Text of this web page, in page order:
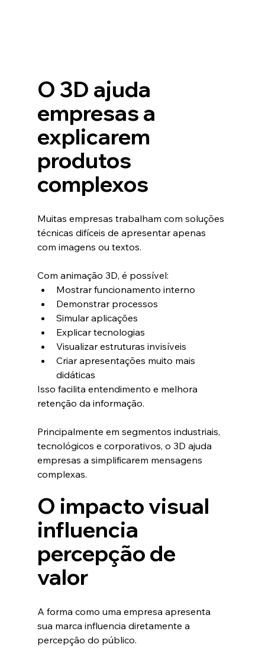
O 3D ajuda
empresas a
explicarem
produtos
complexos
Muitas empresas trabalham com soluções
técnicas difíceis de apresentar apenas
com imagens ou textos.
Com animação 3D, é possível:
Mostrar funcionamento interno
Demonstrar processos
Simular aplicações
Explicar tecnologias
Visualizar estruturas invisíveis
Criar apresentações muito mais
didáticas
Isso facilita entendimento e melhora
retenção da informação.
Principalmente em segmentos industriais,
tecnológicos e corporativos, o 3D ajuda
empresas a simplificarem mensagens
complexas.
O impacto visual
influencia
percepção de
valor
A forma como uma empresa apresenta
sua marca influencia diretamente a
percepção do público.